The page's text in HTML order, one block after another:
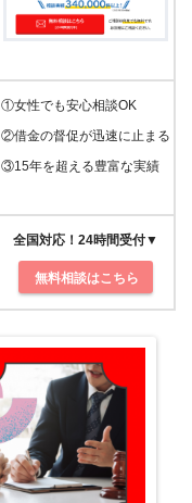
①女性でも安心相談OK
②借金の督促が迅速に止まる
③15年を超える豊富な実績
全国対応！24時間受付▼
無料相談はこちら